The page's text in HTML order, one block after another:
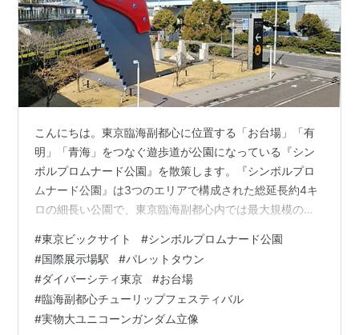
こんにちは。東京臨海副都心に位置する「お台場」「有
明」「青海」をつなぐ遊歩道が公園になっている『シン
ボルプロムナード公園』を散策します。『シンボルプロ
ムナード公園』は3つのエリアで構成された総延長約4キ
ロの細長い公園で、東京臨海副都心内では最大規模の公
観の建築物、そして季節の花々を見ながら、まったり散
歩します。 国際展示場駅 りんかい線『国際展示場駅』。
今回の散策はここからスタート。変わった外観の駅舎で
すが、幌馬車をモチーフにしているとの事。 ランニング
コース ランニングコースの人型のオブジェが気に入った
#東京ビックサイト #シンボルプロムナード公園
#国際展示場駅 #パレットタウン
#ダイバーシティ東京 #お台場
#臨海副都心チューリップフェスティバル
#実物大ユニコーンガンダム立像